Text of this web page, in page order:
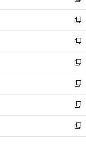
開
く
ウ
で
開
く
ン
ド
ウ
で
開
く
ウ
ィ
ン
ド
ウ
で
開
く
し
い
ウ
ィ
ン
ド
ウ
で
開
く
新
し
い
ウ
ィ
ン
ド
ウ
で
開
く
新
し
い
ウ
ィ
ン
ド
ウ
で
開
新
し
い
ウ
ィ
ン
ド
ウ
新
し
い
ウ
ィ
ン
新
し
い
ウ
新
し